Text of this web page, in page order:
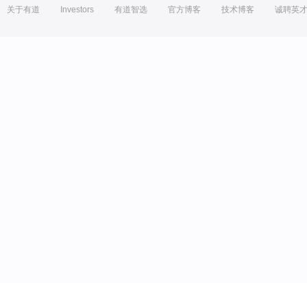
关于有道 Investors 有道智选 官方博客 技术博客 诚聘英才